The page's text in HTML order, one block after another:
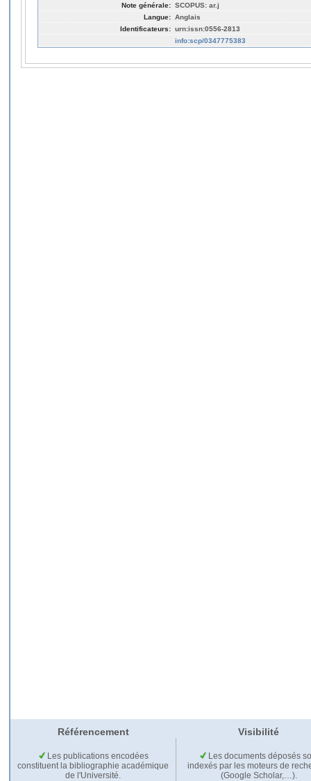
Note générale: SCOPUS: ar.j
Langue: Anglais
Identificateurs: urn:issn:0556-2813
info:scp/0347775383
Référencement Visibilité
Les publications encodées
constituent la bibliographie académique
de l'Université.
Les documents déposés
indexés par les moteurs de
(Google Scholar,…).